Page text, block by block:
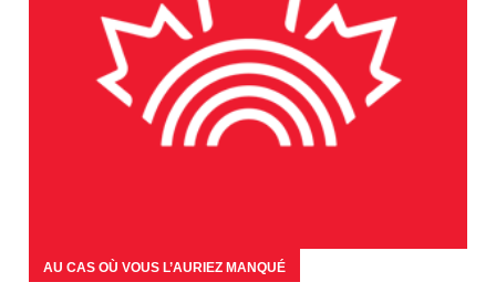
AU CAS OÙ VOUS L’AURIEZ MANQUÉ